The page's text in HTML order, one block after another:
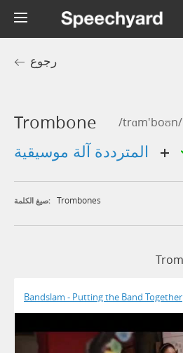
رجوع
Trombone /trɑm'boʊn/
صيغ الكلمة: Trombones
Bandslam - Putting the Band Together